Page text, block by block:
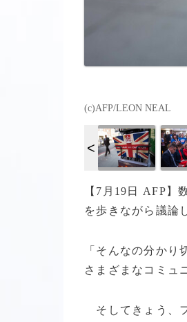
(c)AFP/LEON NEAL
【7月19日 AFP】
を歩きながら議論
「そんなの分か
さまざまなコミュ
そしてきょう、